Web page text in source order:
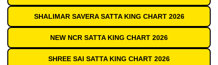
SHALIMAR SAVERA SATTA KING CHART 2026
NEW NCR SATTA KING CHART 2026
SHREE SAI SATTA KING CHART 2026